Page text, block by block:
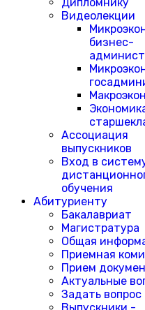
Видеолекции
бизнес-
Ассоциация
выпускников
Вход в
обучения
Абитуриенту
Бакалавриат
Магистратура
Общая
Приемная
Прием
Актуальные
Задать вопрос